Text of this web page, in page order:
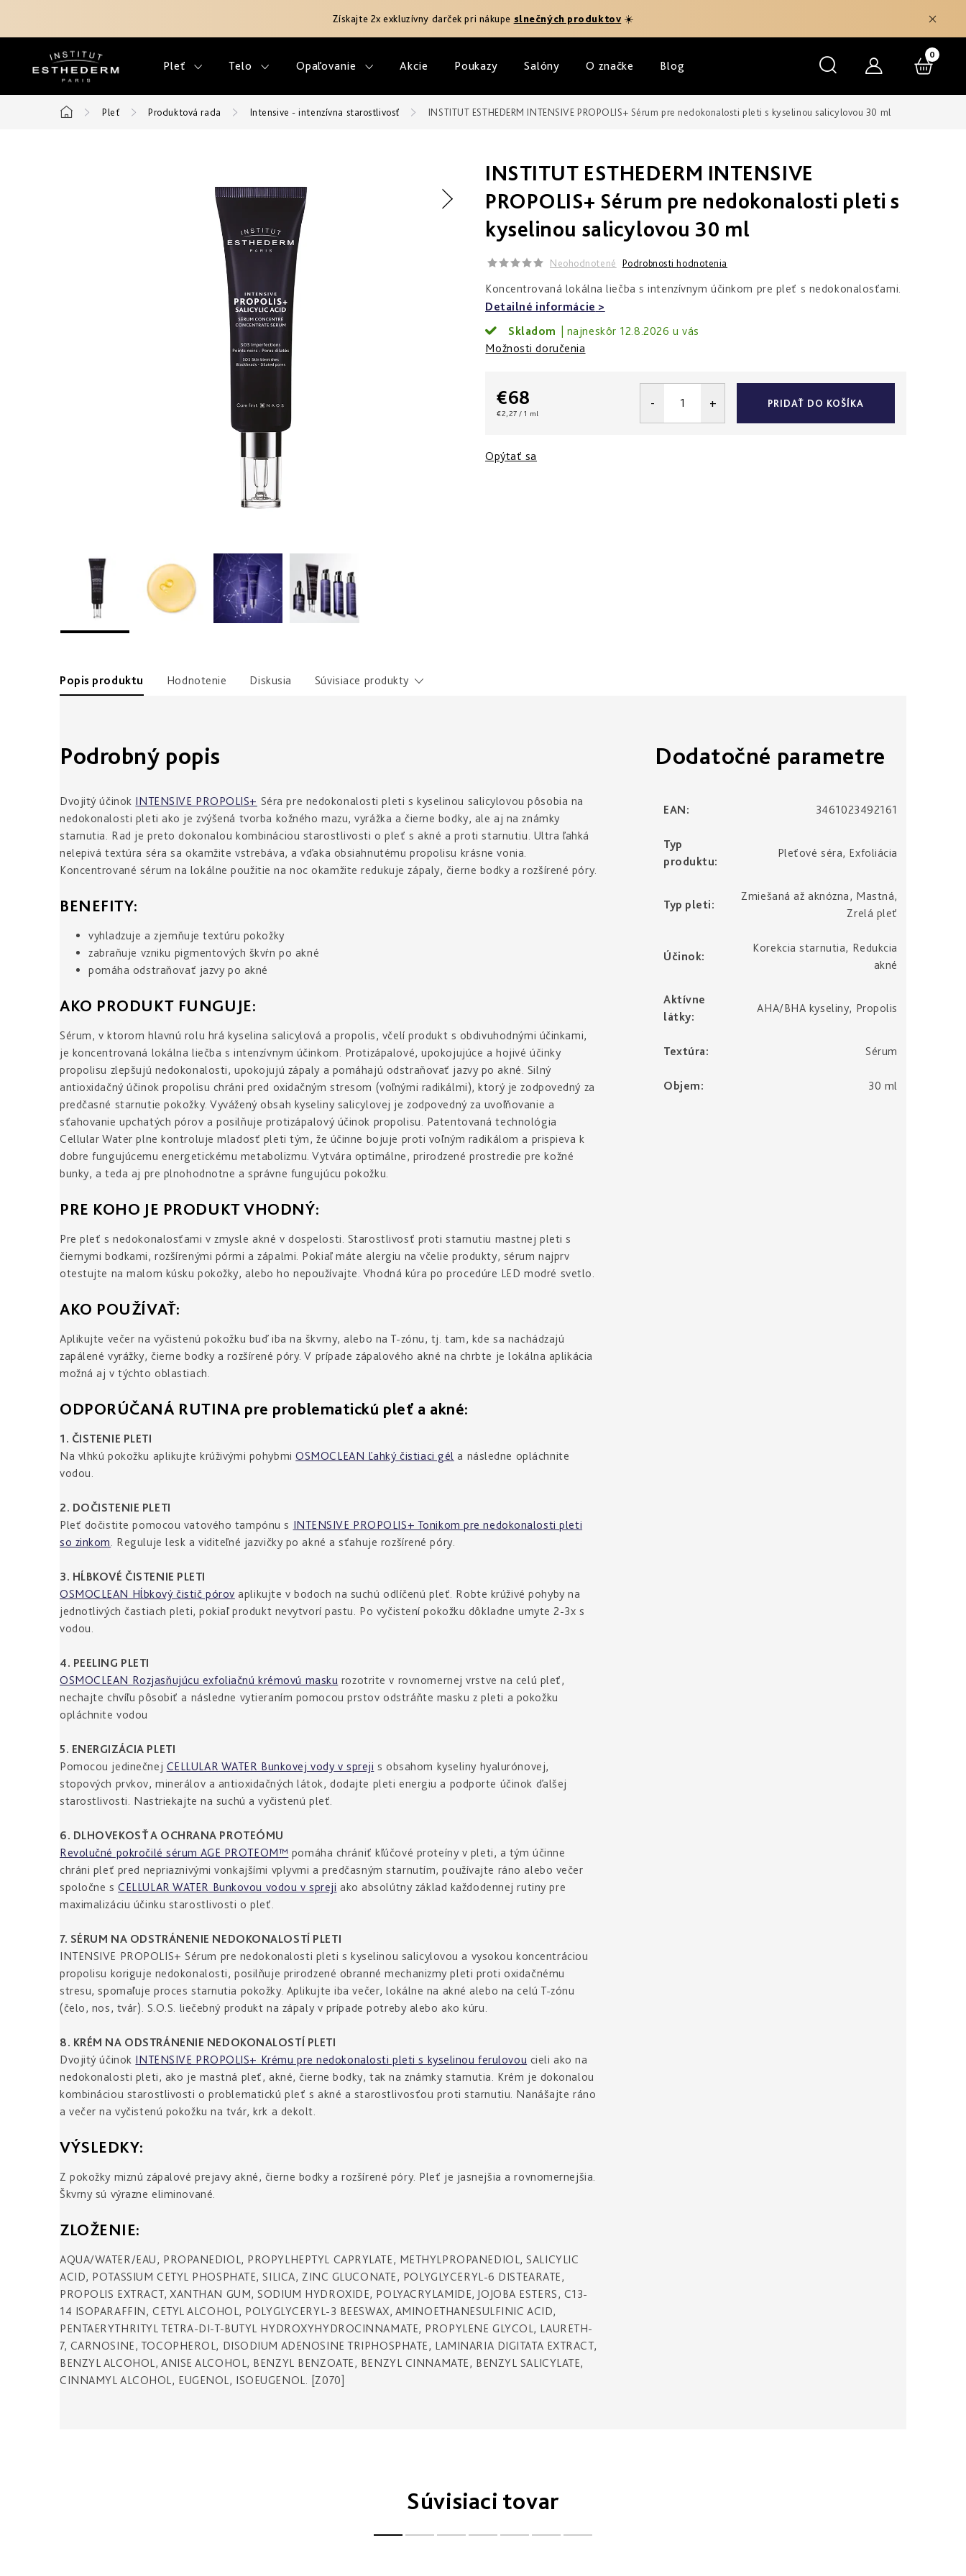
obsah
Získajte 2x exkluzívny darček pri nákupe slnečných produktov ☀️
Pleť Telo Opaľovanie Akcie Poukazy Salóny O značke Blog
Domov
Pleť Produktová rada Intensive - intenzívna starostlivosť INSTITUT ESTHEDERM INTENSIVE PROPOLIS+ Sérum pre nedokonalosti pleti s kyselinou salicylovou 30 ml
INSTITUT ESTHEDERM INTENSIVE
PROPOLIS+ Sérum pre nedokonalosti pleti s
kyselinou salicylovou 30 ml
Neohodnotené Podrobnosti hodnotenia
Koncentrovaná lokálna liečba s intenzívnym účinkom pre pleť s nedokonalosťami.
Detailné informácie
Skladom
12.8.2026
Možnosti doručenia
€68
Jednotková
€2,27 / 1 ml
PRIDAŤ DO KOŠÍKA
Opýtať sa
Popis produktu Hodnotenie Diskusia Súvisiace produkty
Podrobný popis
Dvojitý účinok INTENSIVE PROPOLIS+ Séra pre nedokonalosti pleti s kyselinou salicylovou pôsobia na
nedokonalosti pleti ako je zvýšená tvorba kožného mazu, vyrážka a čierne bodky, ale aj na známky
starnutia. Rad je preto dokonalou kombináciou starostlivosti o pleť s akné a proti starnutiu. Ultra ľahká
nelepivá textúra séra sa okamžite vstrebáva, a vďaka obsiahnutému propolisu krásne vonia.
Koncentrované sérum na lokálne použitie na noc okamžite redukuje zápaly, čierne bodky a rozšírené póry.
BENEFITY:
vyhladzuje a zjemňuje textúru pokožky
zabraňuje vzniku pigmentových škvŕn po akné
pomáha odstraňovať jazvy po akné
AKO PRODUKT FUNGUJE:
Sérum, v ktorom hlavnú rolu hrá kyselina salicylová a propolis, včelí produkt s obdivuhodnými účinkami,
je koncentrovaná lokálna liečba s intenzívnym účinkom. Protizápalové, upokojujúce a hojivé účinky
propolisu zlepšujú nedokonalosti, upokojujú zápaly a pomáhajú odstraňovať jazvy po akné. Silný
antioxidačný účinok propolisu chráni pred oxidačným stresom (voľnými radikálmi), ktorý je zodpovedný za
predčasné starnutie pokožky. Vyvážený obsah kyseliny salicylovej je zodpovedný za uvoľňovanie a
sťahovanie upchatých pórov a posilňuje protizápalový účinok propolisu. Patentovaná technológia
Cellular Water plne kontroluje mladosť pleti tým, že účinne bojuje proti voľným radikálom a prispieva k
dobre fungujúcemu energetickému metabolizmu. Vytvára optimálne, prirodzené prostredie pre kožné
bunky, a teda aj pre plnohodnotne a správne fungujúcu pokožku.
PRE KOHO JE PRODUKT VHODNÝ:
Pre pleť s nedokonalosťami v zmysle akné v dospelosti. Starostlivosť proti starnutiu mastnej pleti s
čiernymi bodkami, rozšírenými pórmi a zápalmi. Pokiaľ máte alergiu na včelie produkty, sérum najprv
otestujte na malom kúsku pokožky, alebo ho nepoužívajte. Vhodná kúra po procedúre LED modré svetlo.
AKO POUŽÍVAŤ:
Aplikujte večer na vyčistenú pokožku buď iba na škvrny, alebo na T-zónu, tj. tam, kde sa nachádzajú
zapálené vyrážky, čierne bodky a rozšírené póry. V prípade zápalového akné na chrbte je lokálna aplikácia
možná aj v týchto oblastiach.
ODPORÚČANÁ RUTINA pre problematickú pleť a akné:
1. ČISTENIE PLETI
Na vlhkú pokožku aplikujte krúživými pohybmiOSMOCLEAN Ľahký čistiaci gél a následne opláchnite
vodou.
2. DOČISTENIE PLETI
Pleť dočistite pomocou vatového tampónu s INTENSIVE PROPOLIS+ Tonikom pre nedokonalosti pleti
so zinkom . Reguluje lesk a viditeľné jazvičky po akné a sťahuje rozšírené póry.
3. HĹBKOVÉ ČISTENIE PLETI
OSMOCLEAN Hĺbkový čistič pórov aplikujte v bodoch na suchú odlíčenú pleť. Robte krúživé pohyby na
jednotlivých častiach pleti, pokiaľ produkt nevytvorí pastu. Po vyčistení pokožku dôkladne umyte 2-3x s
vodou.
4. PEELING PLETI
OSMOCLEAN Rozjasňujúcu exfoliačnú krémovú masku rozotrite v rovnomernej vrstve na celú pleť,
nechajte chvíľu pôsobiť a následne vytieraním pomocou prstov odstráňte masku z pleti a pokožku
opláchnite vodou
5. ENERGIZÁCIA PLETI
Pomocou jedinečnej CELLULAR WATER Bunkovej vody v spreji s obsahom kyseliny hyalurónovej,
stopových prvkov, minerálov a antioxidačných látok, dodajte pleti energiu a podporte účinok ďalšej
starostlivosti. Nastriekajte na suchú a vyčistenú pleť.
6. DLHOVEKOSŤ A OCHRANA PROTEÓMU
Revolučné pokročilé sérum AGE PROTEOM™ pomáha chrániť kľúčové proteíny v pleti, a tým účinne
chráni pleť pred nepriaznivými vonkajšími vplyvmi a predčasným starnutím, používajte ráno alebo večer
spoločne sCELLULAR WATER Bunkovou vodou v spreji ako absolútny základ každodennej rutiny pre
maximalizáciu účinku starostlivosti o pleť.
7. SÉRUM NA ODSTRÁNENIE NEDOKONALOSTÍ PLETI
INTENSIVE PROPOLIS+ Sérum pre nedokonalosti pleti s kyselinou salicylovou a vysokou koncentráciou
propolisu koriguje nedokonalosti, posilňuje prirodzené obranné mechanizmy pleti proti oxidačnému
stresu, spomaľuje proces starnutia pokožky. Aplikujte iba večer, lokálne na akné alebo na celú T-zónu
(čelo, nos, tvár). S.O.S. liečebný produkt na zápaly v prípade potreby alebo ako kúru.
8. KRÉM NA ODSTRÁNENIE NEDOKONALOSTÍ PLETI
Dvojitý účinok INTENSIVE PROPOLIS+ Krému pre nedokonalosti pleti s kyselinou ferulovou cieli ako na
nedokonalosti pleti, ako je mastná pleť, akné, čierne bodky, tak na známky starnutia. Krém je dokonalou
kombináciou starostlivosti o problematickú pleť s akné a starostlivosťou proti starnutiu. Nanášajte ráno
a večer na vyčistenú pokožku na tvár, krk a dekolt.
VÝSLEDKY:
Z pokožky miznú zápalové prejavy akné, čierne bodky a rozšírené póry. Pleť je jasnejšia a rovnomernejšia.
Škvrny sú výrazne eliminované.
ZLOŽENIE:
AQUA/WATER/EAU, PROPANEDIOL, PROPYLHEPTYL CAPRYLATE, METHYLPROPANEDIOL, SALICYLIC
ACID, POTASSIUM CETYL PHOSPHATE, SILICA, ZINC GLUCONATE, POLYGLYCERYL-6 DISTEARATE,
PROPOLIS EXTRACT, XANTHAN GUM, SODIUM HYDROXIDE, POLYACRYLAMIDE, JOJOBA ESTERS, C13-
14 ISOPARAFFIN, CETYL ALCOHOL, POLYGLYCERYL-3 BEESWAX, AMINOETHANESULFINIC ACID,
PENTAERYTHRITYL TETRA-DI-T-BUTYL HYDROXYHYDROCINNAMATE, PROPYLENE GLYCOL, LAURETH-
7, CARNOSINE, TOCOPHEROL, DISODIUM ADENOSINE TRIPHOSPHATE, LAMINARIA DIGITATA EXTRACT,
BENZYL ALCOHOL, ANISE ALCOHOL, BENZYL BENZOATE, BENZYL CINNAMATE, BENZYL SALICYLATE,
CINNAMYL ALCOHOL, EUGENOL, ISOEUGENOL. [Z070]
Dodatočné parametre
EAN: 3461023492161
Typ
produktu:
Pleťové séra, Exfoliácia
Typ pleti:
Zmiešaná až aknózna, Mastná,
Zrelá pleť
Účinok:
Korekcia starnutia, Redukcia
akné
Aktívne
látky:
AHA/BHA kyseliny, Propolis
Textúra: Sérum
Objem: 30 ml
Súvisiaci tovar